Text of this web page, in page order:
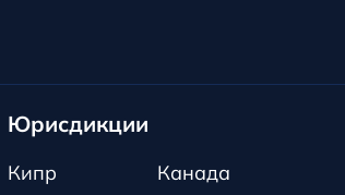
Юрисдикции
Кипр
Канада